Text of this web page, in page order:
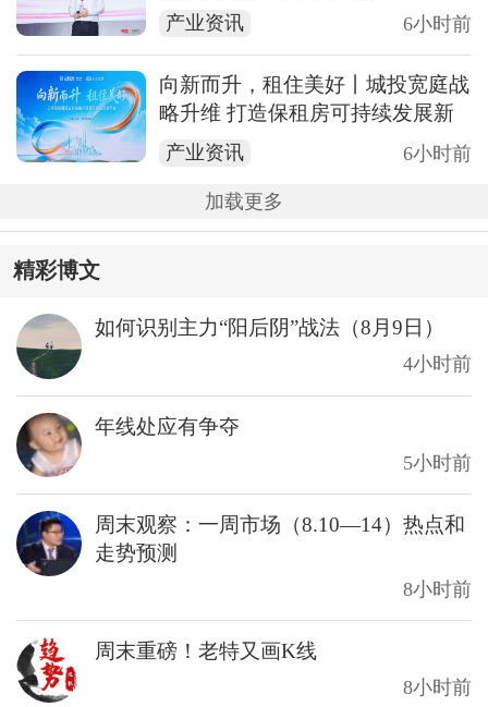
产业资讯 6小时前
向新而升，租住美好丨城投宽庭战
略升维 打造保租房可持续发展新
标杆
产业资讯 6小时前
加载更多
精彩博文
如何识别主力“阳后阴”战法（8月9日）
4小时前
年线处应有争夺
5小时前
周末观察：一周市场（8.10—14）热点和
走势预测
8小时前
周末重磅！老特又画K线
8小时前